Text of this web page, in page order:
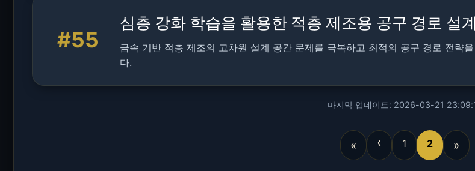
#55
심층 강화 학습을 활용한 적층 제조용 공구 경로 설계
금속 기반 적층 제조의 고차원 설계 공간 문제를 극복하고 최적의 공구 경로 전략
다.
마지막 업데이트: 2026-03-21
« ‹ 1 2 »